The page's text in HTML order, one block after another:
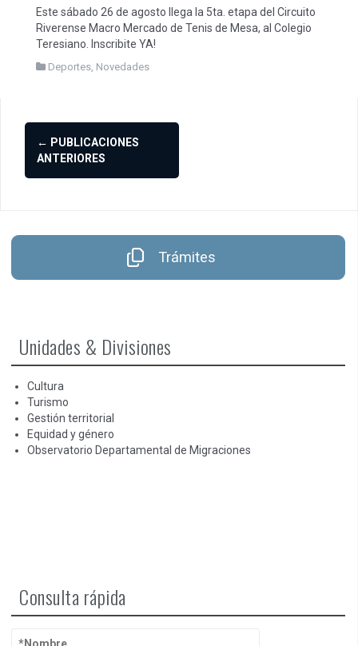
Este sábado 26 de agosto llega la 5ta. etapa del Circuito
Riverense Macro Mercado de Tenis de Mesa, al Colegio
Teresiano. Inscribite YA!
Deportes Novedades
Ir
las
← PUBLICACIONES
ANTERIORES
Trámites
Unidades & Divisiones
Cultura
Turismo
Gestión territorial
Equidad y género
Observatorio Departamental de Migraciones
Consulta rápida